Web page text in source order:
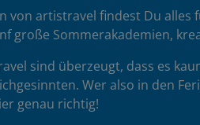
von artistravel findest Du alles
große Sommerakademien,
sind überzeugt, dass es
Wer also in den
genau richtig!